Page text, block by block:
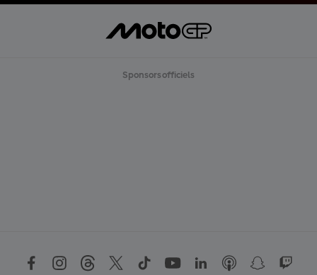
Sponsors officiels